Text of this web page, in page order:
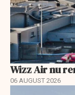
Wizz Air nu
06 AUGUST 2026